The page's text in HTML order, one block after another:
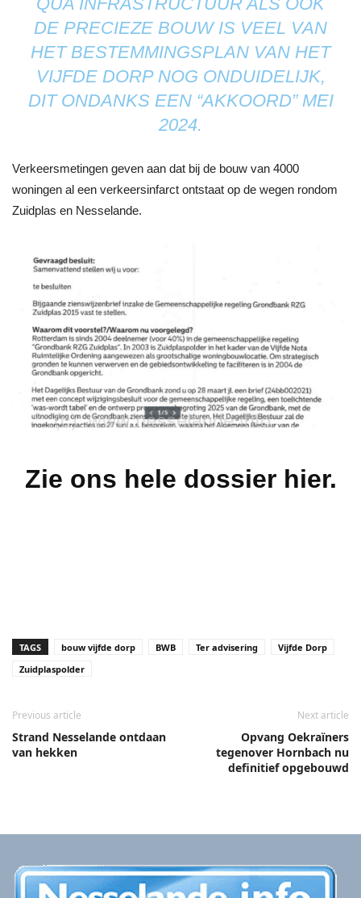
DE PRECIEZE BOUW IS VEEL VAN
HET BESTEMMINGSPLAN VAN HET
VIJFDE DORP NOG ONDUIDELIJK,
DIT ONDANKS EEN “AKKOORD” MEI
2024.
Verkeersmetingen geven aan dat bij de bouw van 4000
woningen al een verkeersinfarct ontstaat op de wegen rondom
Zuidplas en Nesselande.
Zie ons hele dossier hier.
TAGS bouw vijfde dorp BWB Ter advisering
Vijfde Dorp
Zuidplaspolder
Previous article
Strand Nesselande ontdaan
van hekken
Next article
Opvang Oekraïners
tegenover Hornbach nu
definitief opgebouwd